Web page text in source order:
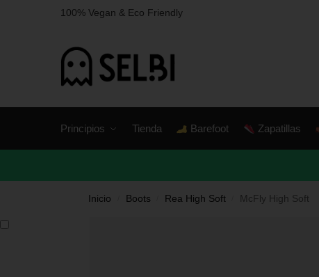
100% Vegan & Eco Friendly
Principios Tienda Barefoot Zapatillas
Inicio Boots Rea High Soft McFly High Soft